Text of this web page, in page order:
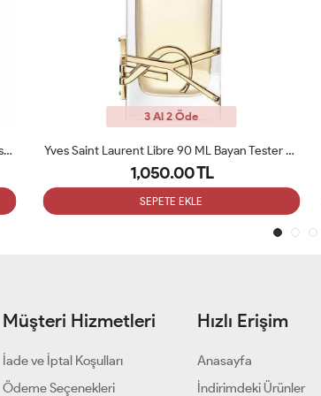
Yves Saint Laurent Libre 90 ML Bayan Tester Parfüm
3 Al 2 Öde
Maison Francis Kurkdjian Baccarat Rouge 540 Etrait De 70ml Bayan Tester Parfüm
1,050.00 TL
SEPETE EKLE
Müşteri Hizmetleri
İade ve İptal Koşulları
Ödeme Seçenekleri
Hızlı Erişim
Anasayfa
İndirimdeki Ürünler